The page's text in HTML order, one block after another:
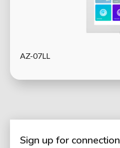
AZ-07LL
Sign up for connection